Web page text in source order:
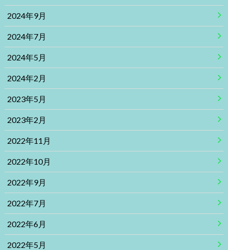
2024年9月
2024年7月
2024年5月
2024年2月
2023年5月
2023年2月
2022年11月
2022年10月
2022年9月
2022年7月
2022年6月
2022年5月